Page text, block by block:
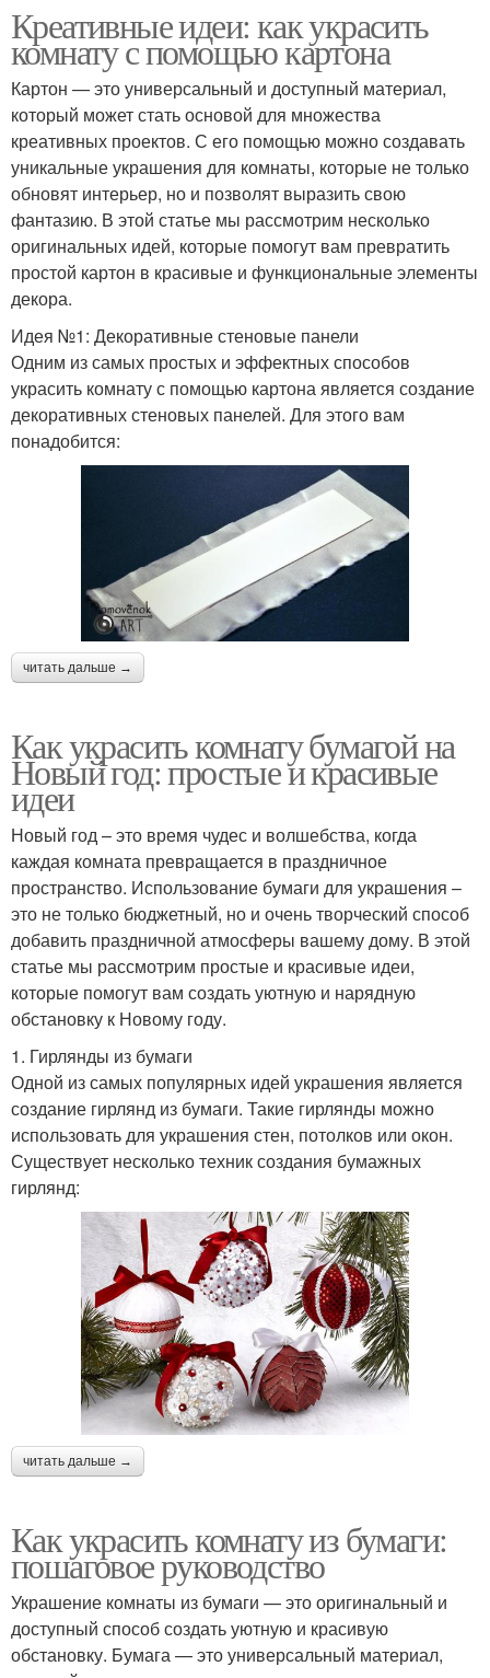
Креативные идеи: как украсить
комнату с помощью картона
Картон — это универсальный и доступный материал,
который может стать основой для множества
креативных проектов. С его помощью можно создавать
уникальные украшения для комнаты, которые не только
обновят интерьер, но и позволят выразить свою
фантазию. В этой статье мы рассмотрим несколько
оригинальных идей, которые помогут вам превратить
простой картон в красивые и функциональные элементы
декора.
Идея №1: Декоративные стеновые панели
Одним из самых простых и эффектных способов
украсить комнату с помощью картона является создание
декоративных стеновых панелей. Для этого вам
понадобится:
читать дальше →
Как украсить комнату бумагой на
Новый год: простые и красивые
идеи
Новый год – это время чудес и волшебства, когда
каждая комната превращается в праздничное
пространство. Использование бумаги для украшения –
это не только бюджетный, но и очень творческий способ
добавить праздничной атмосферы вашему дому. В этой
статье мы рассмотрим простые и красивые идеи,
которые помогут вам создать уютную и нарядную
обстановку к Новому году.
1. Гирлянды из бумаги
Одной из самых популярных идей украшения является
создание гирлянд из бумаги. Такие гирлянды можно
использовать для украшения стен, потолков или окон.
Существует несколько техник создания бумажных
гирлянд:
читать дальше →
Как украсить комнату из бумаги:
пошаговое руководство
Украшение комнаты из бумаги — это оригинальный и
доступный способ создать уютную и красивую
обстановку. Бумага — это универсальный материал,